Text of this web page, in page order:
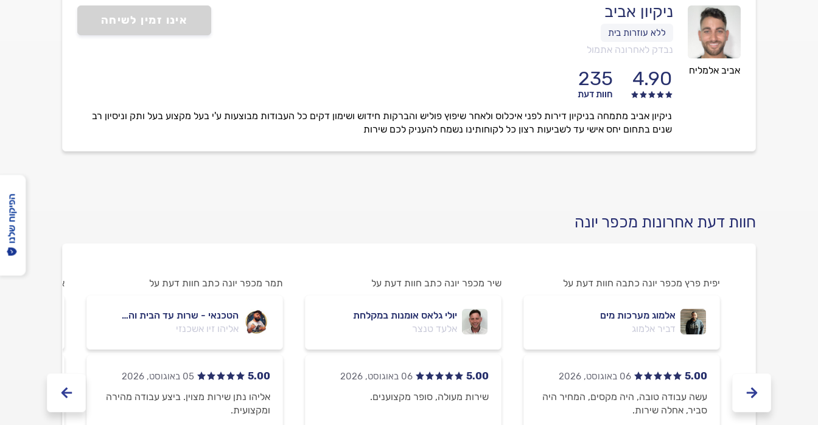
אביב אלמליח
ניקיון אביב
נבדק לאחרונה אתמול
4.90
235
חוות דעת
אינו זמין לשיחה
ניקיון אביב מתמחה בניקיון דירות לפני איכלוס ולאחר שיפוץ פוליש והברקות חידוש ושימון דקים כל העבודות מבוצעות ע'י בעל מקצוע בעל ותק וניסיון רב
שנים בתחום יחס אישי עד לשביעות רצון כל לקוחותינו נשמח להעניק לכם שירות
חוות דעת אחרונות מכפר יונה
יפית פרץ מכפר יונה כתבה חוות דעת על
אלמוג מערכות מים
דביר אלמוג
5.00
עשה עבודה טובה, היה מקסים, המחיר היה
סביר, אחלה שירות.
שיר מכפר יונה כתב חוות דעת על
יולי גלאס אומנות במקלחת
אלעד טנצר
5.00
שירות מעולה, סופר מקצוענים.
תמר מכפר יונה כתב חוות דעת על
הטכנאי - שרות עד הבית והעסק 24/6
אליהו זיו אשכנזי
5.00
אליהו נתן שירות מצוין. ביצע עבודה מהירה
ומקצועית.
א מכפר יונה
הפיקוח שלנו